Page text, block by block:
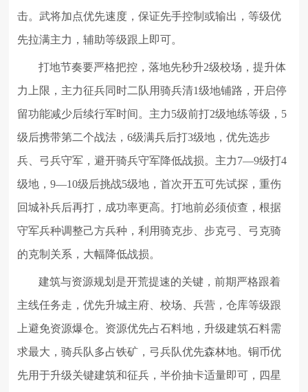
击。武将加点优先速度，保证先手控制或输出，等级优
先拉满主力，辅助等级跟上即可。
打地节奏要严格把控，落地先秒升2级校场，提升体
力上限，主力征兵同时二队用骑兵清1级地铺路，开启停
留功能减少后续行军时间。主力5级前打2级地练等级，5
级后携带第二个战法，6级满兵后打3级地，优先选步
兵、弓兵守军，避开骑兵守军降低战损。主力7—9级打4
级地，9—10级后挑战5级地，首次开五可先试探，重伤
回城补兵后再打，成功率更高。打地前必须侦查，根据
守军兵种调整己方兵种，利用骑克步、步克弓、弓克骑
的克制关系，大幅降低战损。
建筑与资源规划是开荒提速的关键，前期严格跟着
主线任务走，优先升城主府、校场、兵营，仓库等级跟
上避免资源爆仓。资源优先占石料地，升级建筑石料需
求最大，骑兵队多占铁矿，弓兵队优先森林地。铜币优
先用于升级关键建筑和征兵，半价抽卡适量即可，四星